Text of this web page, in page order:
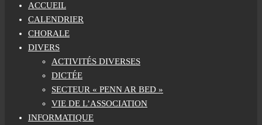
ACCUEIL
CALENDRIER
CHORALE
DIVERS
ACTIVITÉS DIVERSES
DICTÉE
SECTEUR « PENN AR BED »
VIE DE L’ASSOCIATION
INFORMATIQUE